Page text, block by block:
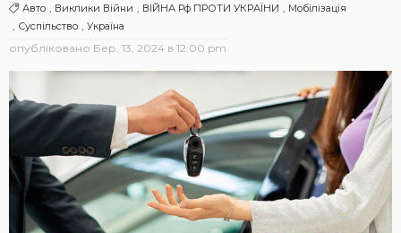
Авто
Виклики Війни ВІЙНА Рф ПРОТИ УКРАЇНИ
Мобілізація
Суспільство
Україна
опубліковано Бер. 13, 2024 в 12:00 pm